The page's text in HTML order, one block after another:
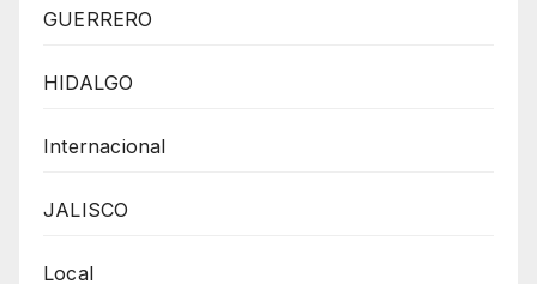
GUERRERO
HIDALGO
Internacional
JALISCO
Local